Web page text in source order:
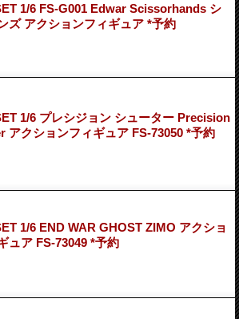
1/6 FS-G001 Edwar Scissorhands シ
ズ アクションフィギュア *予約
1/6 プレシジョン シューター Precision
アクションフィギュア FS-73050 *予約
1/6 END WAR GHOST ZIMO アクショ
ュア FS-73049 *予約